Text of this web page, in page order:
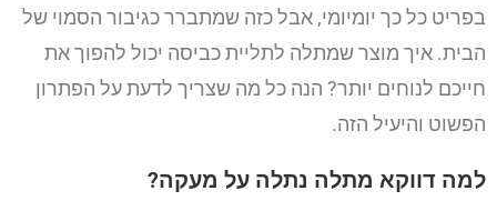
בפריט כל כך יומיומי, אבל כזה שמתברר כגיבור הסמוי של
הבית. איך מוצר שמתלה לתליית כביסה יכול להפוך את
חייכם לנוחים יותר? הנה כל מה שצריך לדעת על הפתרון
הפשוט והיעיל הזה.
למה דווקא מתלה נתלה על מעקה?